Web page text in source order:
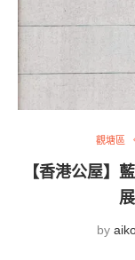
觀塘區
【香港公屋】
by